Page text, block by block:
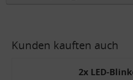
Kunden kauften auch
2x LED-